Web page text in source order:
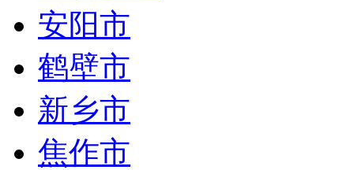
安阳市
鹤壁市
新乡市
焦作市